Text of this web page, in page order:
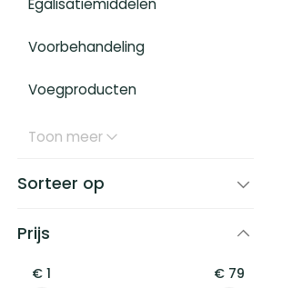
Egalisatiemiddelen
Voorbehandeling
Voegproducten
Toon meer
Sorteer op
Prijs
€ 1 € 79